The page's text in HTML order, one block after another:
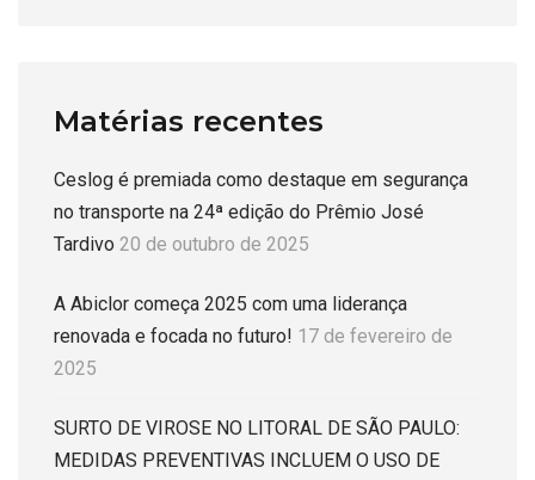
Matérias recentes
Ceslog é premiada como destaque em segurança
no transporte na 24ª edição do Prêmio José
Tardivo 20 de outubro de 2025
A Abiclor começa 2025 com uma liderança
renovada e focada no futuro! 17 de fevereiro de
2025
SURTO DE VIROSE NO LITORAL DE SÃO PAULO:
MEDIDAS PREVENTIVAS INCLUEM O USO DE